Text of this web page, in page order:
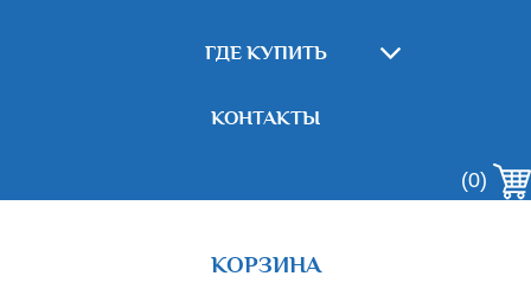
ГДЕ КУПИТЬ
КОНТАКТЫ
(0)
КОРЗИНА